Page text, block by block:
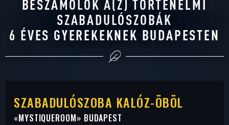
BESZÁMOLÓK A(Z) TÖRTÉNELMI
SZABADULÓSZOBÁK
6 ÉVES GYEREKEKNEK BUDAPESTEN
SZABADULÓSZOBA KALÓZ-ÖBÖL
«MYSTIQUEROOM» BUDAPEST